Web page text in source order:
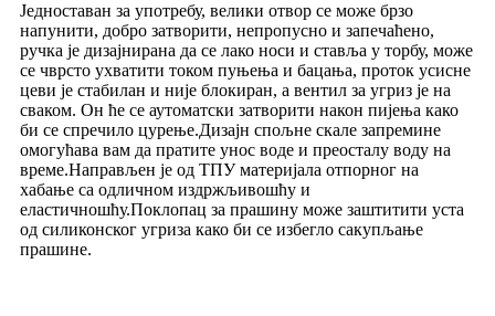
Једноставан за употребу, велики отвор се може брзо
напунити, добро затворити, непропусно и запечаћено,
ручка је дизајнирана да се лако носи и ставља у торбу, може
се чврсто ухватити током пуњења и бацања, проток усисне
цеви је стабилан и није блокиран, а вентил за угриз је на
сваком. Он ће се аутоматски затворити након пијења како
би се спречило цурење.Дизајн спољне скале запремине
омогућава вам да пратите унос воде и преосталу воду на
време.Направљен је од ТПУ материјала отпорног на
хабање са одличном издржљивошћу и
еластичношћу.Поклопац за прашину може заштитити уста
од силиконског угриза како би се избегло сакупљање
прашине.